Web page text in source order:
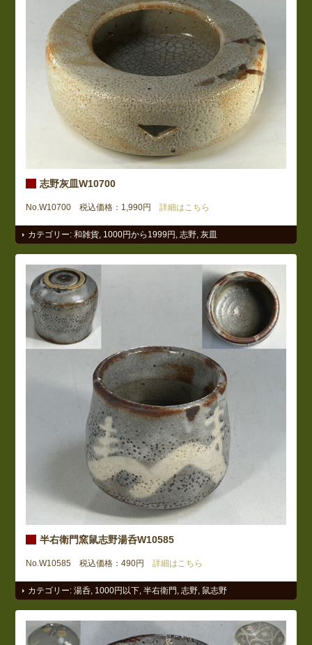
志野灰皿W10700
No.W10700 税込価格：1,990円 詳細はこちら
カテゴリー:和雑貨 1000円から1999円 ,志野 ,灰皿
半右衛門窯鼠志野湯呑W10585
No.W10585 税込価格：490円 詳細はこちら
カテゴリー:湯呑 1000円以下 ,半右衛門 ,志野 鼠志野